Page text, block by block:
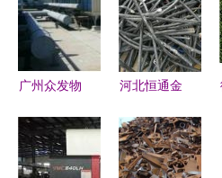
广州众发物
色循环经济
的专业践行
河北恒通金
公司 专
业、高效、